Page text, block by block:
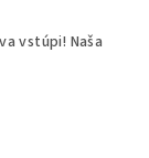
vstúpi! Naša